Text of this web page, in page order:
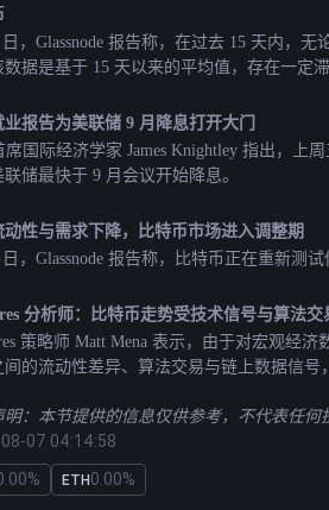
，Glassnode 报告称，在过去 15 天内，
数据是基于 15 天以来的平均值，存在一定
报告为美联储 9 月降息打开大门
席国际经济学家 James Knightley 指出，上
储最快于 9 月会议开始降息。
动性与需求下降，比特币市场进入调整期
，Glassnode 报告称，比特币正在重新测
分析师：比特币走势受技术信号与算法交
策略师 Matt Mena 表示，由于对宏观经
间的流动性差异、算法交易与链上数据信
明：本节提供的信息仅供参考，不代表任何
07 04:14:58
ETH0.00%